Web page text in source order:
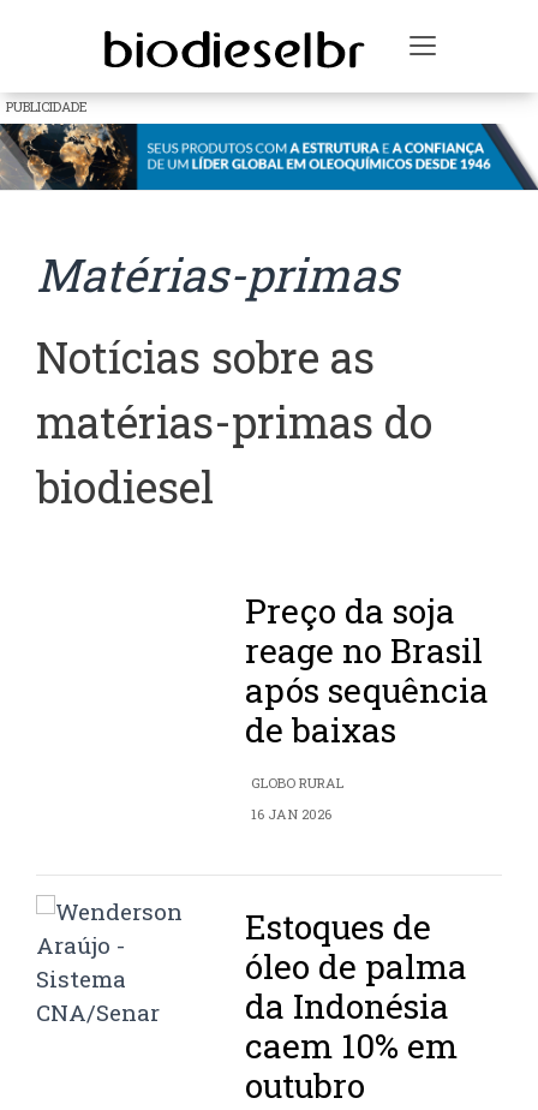
Toggle
PUBLICIDADE
Matérias-primas
Notícias sobre as
matérias-primas do
biodiesel
Preço da soja
reage no Brasil
após sequência
de baixas
GLOBO RURAL
16 JAN 2026
Estoques de
óleo de palma
da Indonésia
caem 10% em
outubro